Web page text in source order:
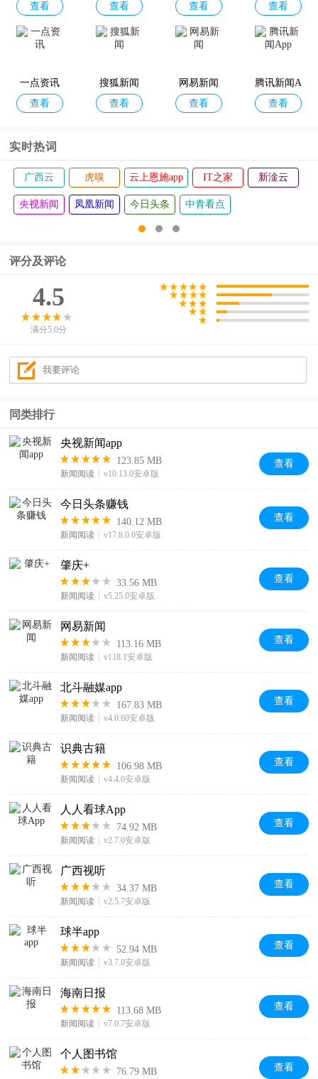
极速版
查看
PP
查看
查看
查看
一点资讯
查看
搜狐新闻
查看
网易新闻
查看
腾讯新闻A
pp
查看
实时热词
广西云 虎嗅 云上恩施app IT之家 新淦云
央视新闻 凤凰新闻 今日头条 中青看点
评分及评论
4.5
满分5.0分
同类排行
央视新闻app
123.85 MB
新闻阅读 v10.13.0安卓版
查看
今日头条赚钱
140.12 MB
新闻阅读 v17.8.0.0安卓版
查看
肇庆+
33.56 MB
新闻阅读 v5.25.0安卓版
查看
网易新闻
113.16 MB
新闻阅读 v118.1安卓版
查看
北斗融媒app
167.83 MB
新闻阅读 v4.0.60安卓版
查看
识典古籍
106.98 MB
新闻阅读 v4.4.0安卓版
查看
人人看球App
74.92 MB
新闻阅读 v2.7.0安卓版
查看
广西视听
34.37 MB
新闻阅读 v2.5.7安卓版
查看
球半app
52.94 MB
新闻阅读 v3.7.0安卓版
查看
海南日报
113.68 MB
新闻阅读 v7.0.7安卓版
查看
个人图书馆
76.79 MB 查看